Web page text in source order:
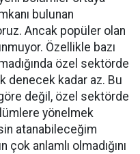
bulunan
Ancak popüler olan
Özellikle bazı
özel sektörde
denecek kadar az. Bu
değil, özel sektörde
yönelmek
atanabileceğim
anlamlı olmadığını